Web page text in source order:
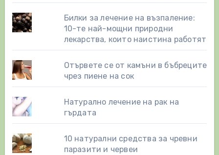
Билки за лечение на възпаление:
10-те най-мощни природни
лекарства, които наистина работят
Отървете се от камъни в бъбреците
чрез пиене на сок
Натурално лечение на рак на
гърдата
10 натурални средства за чревни
паразити и червеи